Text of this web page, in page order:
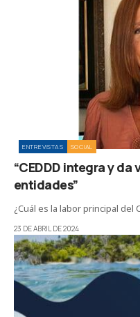
ENTREVISTAS SOCIAL
“CEDDD integra y da
entidades”
¿Cuál es la labor principal
23 DE ABRIL DE 2024